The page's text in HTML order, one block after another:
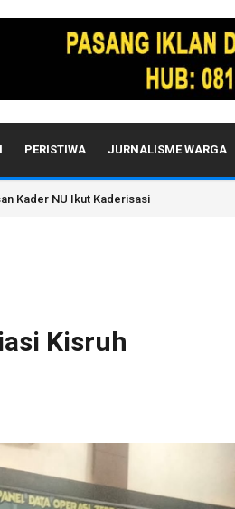
PERISTIWA JURNALISME WARGA
Propam Mabes Polri
Kisruh